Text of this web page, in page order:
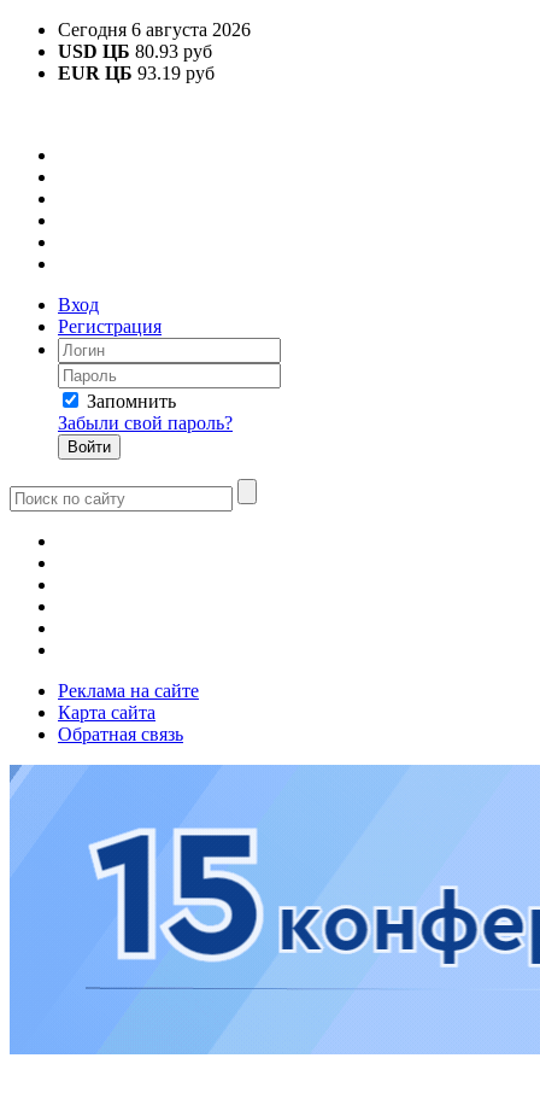
Сегодня 6 августа 2026
USD ЦБ 80.93 руб
EUR ЦБ 93.19 руб
Вход
Регистрация
Запомнить
Забыли свой пароль?
Реклама на сайте
Карта сайта
Обратная связь